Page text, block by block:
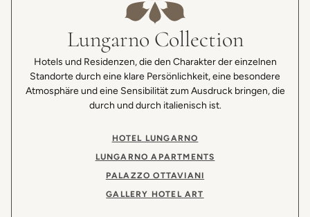
Lungarno Collection
Hotels und Residenzen, die den Charakter der einzelnen
Standorte durch eine klare Persönlichkeit, eine besondere
Atmosphäre und eine Sensibilität zum Ausdruck bringen, die
durch und durch italienisch ist.
HOTEL LUNGARNO
LUNGARNO APARTMENTS
PALAZZO OTTAVIANI
GALLERY HOTEL ART